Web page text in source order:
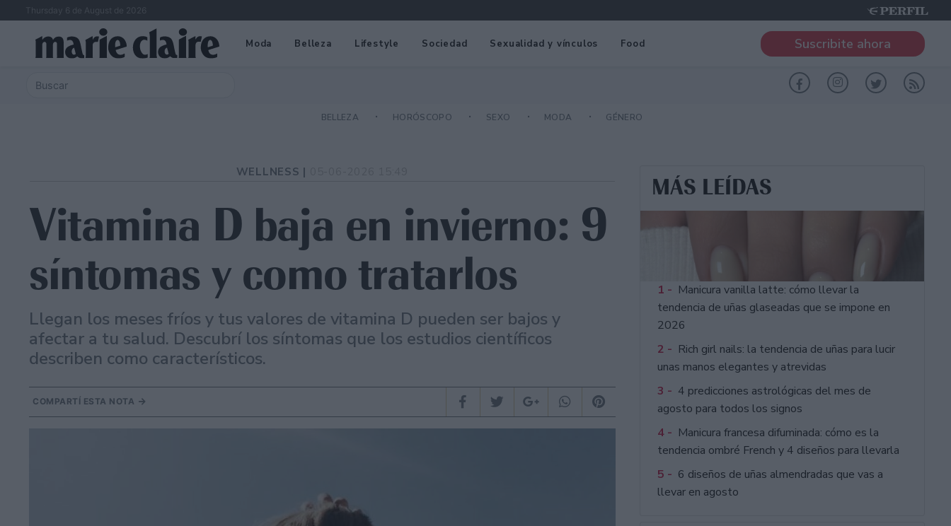
Thursday 6 de August de 2026
Moda Belleza Lifestyle Sociedad Sexualidad y vínculos Food Suscribite ahora
BELLEZA HORÓSCOPO SEXO MODA GÉNERO
WELLNESS |
Vitamina D baja en invierno: 9
síntomas y como tratarlos
Llegan los meses fríos y tus valores de vitamina D pueden ser bajos y
afectar a tu salud. Descubrí los síntomas que los estudios científicos
describen como característicos.
COMPARTÍ ESTA NOTA
MÁS LEÍDAS
1 - Manicura vanilla latte: cómo llevar la
tendencia de uñas glaseadas que se impone en
2026
2 - Rich girl nails: la tendencia de uñas para lucir
unas manos elegantes y atrevidas
3 - 4 predicciones astrológicas del mes de
agosto para todos los signos
4 - Manicura francesa difuminada: cómo es la
tendencia ombré French y 4 diseños para llevarla
5 - 6 diseños de uñas almendradas que vas a
llevar en agosto